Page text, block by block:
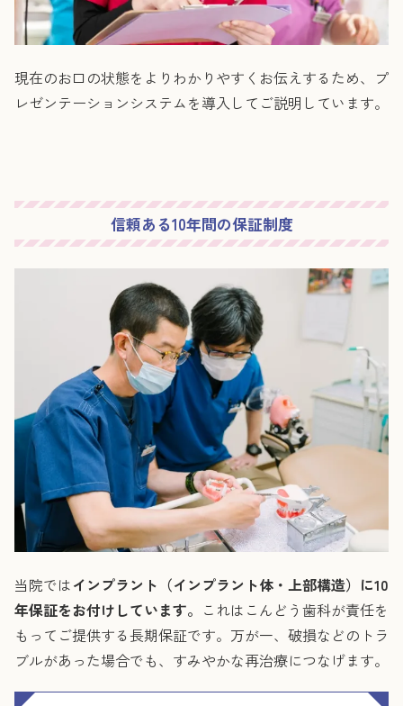
現在のお口の状態をよりわかりやすくお伝えするため、プ
レゼンテーションシステムを導入してご説明しています。
信頼ある10年間の保証制度
当院ではインプラント（インプラント体・上部構造）に10
年保証をお付けしています。 これはこんどう歯科が責任を
もってご提供する長期保証です。万が一、破損などのトラ
ブルがあった場合でも、すみやかな再治療につなげます。